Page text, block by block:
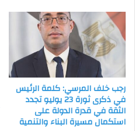
رجب خلف المرسي: كلمة الرئيس
في ذكرى ثورة 23 يوليو تجدد
الثقة في قدرة الدولة على
استكمال مسيرة البناء والتنمية